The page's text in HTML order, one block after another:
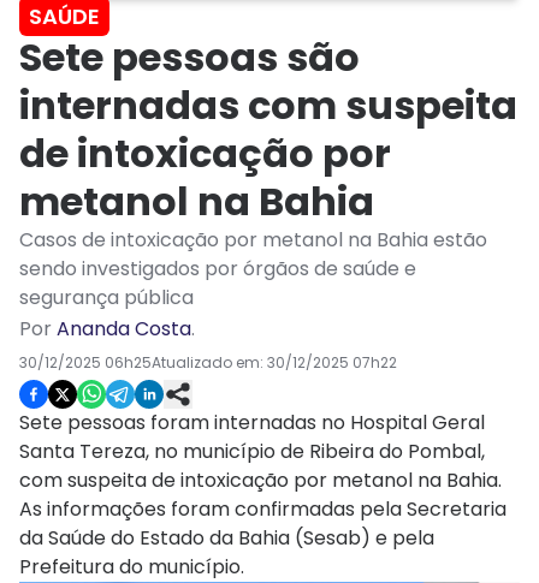
SAÚDE
Sete pessoas são
internadas com suspeita
de intoxicação por
metanol na Bahia
Casos de intoxicação por metanol na Bahia estão
sendo investigados por órgãos de saúde e
segurança pública
PorAnanda Costa.
30/12/2025 06h25Atualizado em: 30/12/2025 07h22
Sete pessoas foram internadas no Hospital Geral
Santa Tereza, no município de Ribeira do Pombal,
com suspeita de intoxicação por metanol na Bahia.
As informações foram confirmadas pela Secretaria
da Saúde do Estado da Bahia (Sesab) e pela
Prefeitura do município.